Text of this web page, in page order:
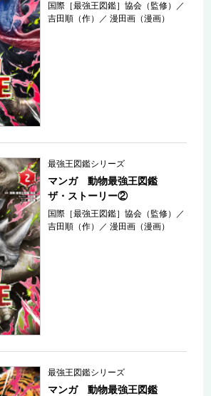
国際［最強王図鑑］協会（監修）
／
吉田順（作）
／漫田画（漫画）
最強王図鑑シリーズ
マンガ 動物最強王図鑑
ザ・ストーリー②
国際［最強王図鑑］協会（監修）
／
吉田順（作）
／漫田画（漫画）
最強王図鑑シリーズ
マンガ 動物最強王図鑑